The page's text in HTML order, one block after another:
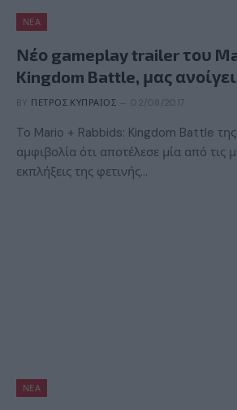
ΝΈΑ
Νέο gameplay trailer του
Kingdom Battle, μας
BY ΠΈΤΡΟΣ ΚΥΠΡΑΊΟΣ 02/08/2017
To Mario + Rabbids: Kingdom Battle
αμφιβολία ότι αποτέλεσε μία από τις
εκπλήξεις της φετινής…
ΝΈΑ